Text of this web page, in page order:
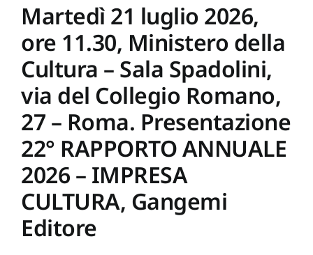
APPIA,
Gangemi
editore
Martedì 21 luglio 2026,
ore 11.30, Ministero della
Cultura – Sala Spadolini,
via del Collegio Romano,
27 – Roma. Presentazione
22° RAPPORTO ANNUALE
2026 – IMPRESA
CULTURA, Gangemi
Editore